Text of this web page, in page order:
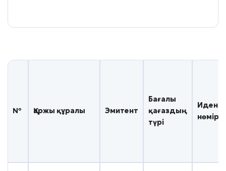
№ Қаржы құралы Эмитент
Бағалы
қағаздың
түрі
нөмірі